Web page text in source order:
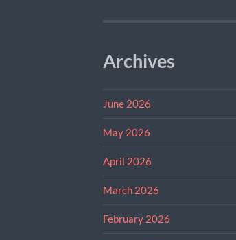
Archives
June 2026
May 2026
April 2026
March 2026
February 2026